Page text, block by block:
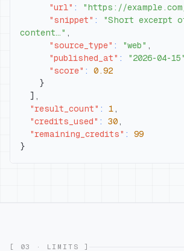
"url" : "https://
"snippet" :
"Short excerpt
content…" ,
"source_type" : "web" ,
"published_at" : "2026-04-15"
"score" :
0.92
}
] ,
"result_count" : 1 ,
"credits_used" : 30 ,
"remaining_credits" :
99
}
[ 03 · LIMITS ]